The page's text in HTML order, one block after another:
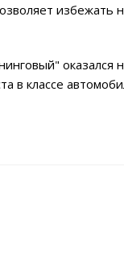
избежать
классе